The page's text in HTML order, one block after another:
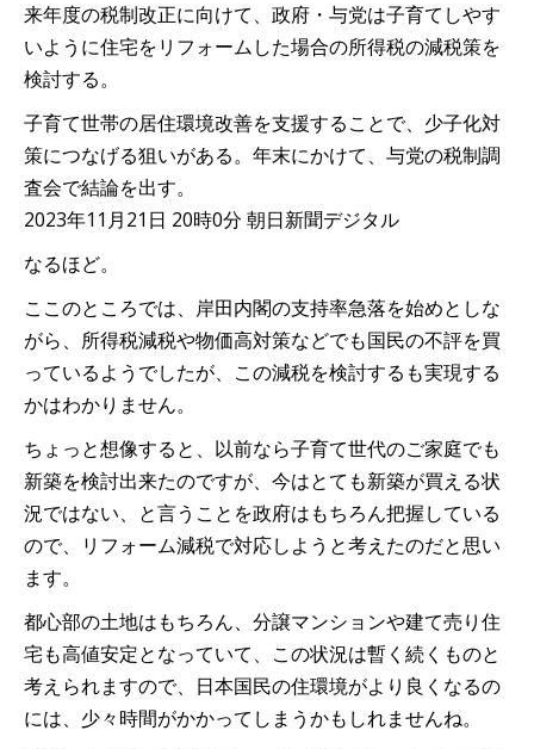
来年度の税制改正に向けて、政府・与党は子育てしやす
いように住宅をリフォームした場合の所得税の減税策を
検討する。
子育て世帯の居住環境改善を支援することで、少子化対
策につなげる狙いがある。年末にかけて、与党の税制調
査会で結論を出す。
2023年11月21日 20時0分 朝日新聞デジタル
なるほど。
ここのところでは、岸田内閣の支持率急落を始めとしな
がら、所得税減税や物価高対策などでも国民の不評を買
っているようでしたが、この減税を検討するも実現する
かはわかりません。
ちょっと想像すると、以前なら子育て世代のご家庭でも
新築を検討出来たのですが、今はとても新築が買える状
況ではない、と言うことを政府はもちろん把握している
ので、リフォーム減税で対応しようと考えたのだと思い
ます。
都心部の土地はもちろん、分譲マンションや建て売り住
宅も高値安定となっていて、この状況は暫く続くものと
考えられますので、日本国民の住環境がより良くなるの
には、少々時間がかかってしまうかもしれませんね。